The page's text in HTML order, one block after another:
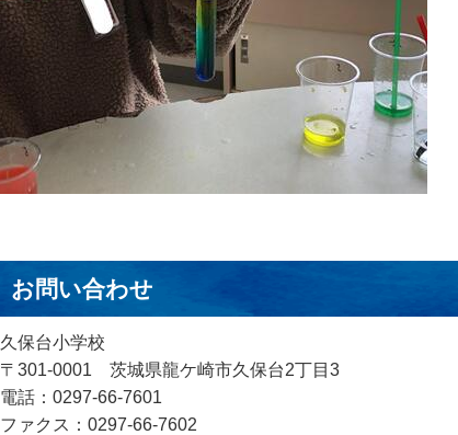
お問い合わせ
久保台小学校
〒301-0001 茨城県龍ケ崎市久保台2丁目3
電話：0297-66-7601
ファクス：0297-66-7602